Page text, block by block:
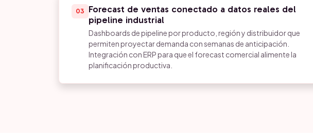
03
Forecast de ventas conectado a datos reales del
pipeline industrial
Dashboards de pipeline por producto, región y distribuidor que
permiten proyectar demanda con semanas de anticipación.
Integración con ERP para que el forecast comercial alimente la
planificación productiva.